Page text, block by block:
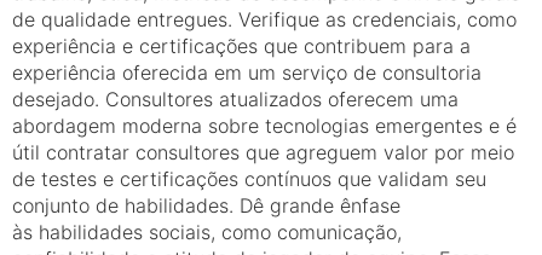
de qualidade entregues. Verifique as credenciais, como
experiência e certificações que contribuem para a
experiência oferecida em um serviço de consultoria
desejado. Consultores atualizados oferecem uma
abordagem moderna sobre tecnologias emergentes e é
útil contratar consultores que agreguem valor por meio
de testes e certificações contínuos que validam seu
conjunto de habilidades. Dê grande ênfase
às habilidades sociais, como comunicação,